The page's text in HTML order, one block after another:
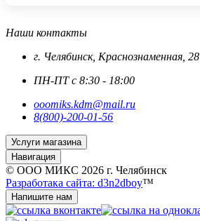
Наши контакты
г. Челябинск, Краснознаменная, 28
ПН-ПТ с 8:30 - 18:00
ooomiks.kdm@mail.ru
8(800)-200-01-56
Услуги магазина
Навигация
© ООО МИКС 2026 г. Челябинск
Разработака сайта: d3n2dboy™
Напишите нам